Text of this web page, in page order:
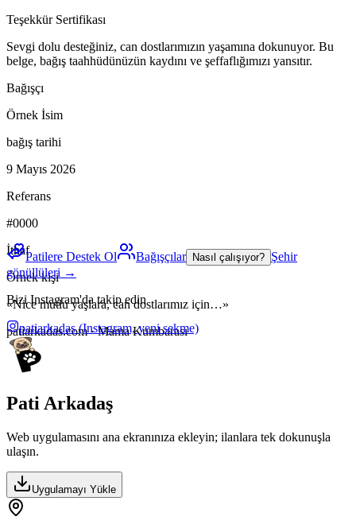
Teşekkür Sertifikası
Sevgi dolu desteğiniz, can dostlarımızın yaşamına dokunuyor. Bu
belge, bağış taahhüdünüzün kaydını ve şeffaflığımızı yansıtır.
Bağışçı
Örnek İsim
bağış tarihi
9 Mayıs 2026
Referans
#0000
İthaf
Örnek kişi
«Nice mutlu yaşlara, can dostlarımız için…»
patiarkadas.com · Mama Kumbarası
Patilere Destek Ol Bağışçılar Nasıl çalışıyor? Şehir
gönüllüleri →
Bizi Instagram'da takip edin
patiarkadas(Instagram, yeni sekme)
Pati Arkadaş
Web uygulamasını ana ekranınıza ekleyin; ilanlara tek dokunuşla
ulaşın.
Uygulamayı Yükle